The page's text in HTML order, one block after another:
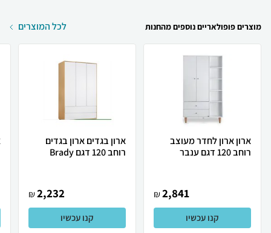
מוצרים פופולאריים נוספים מהחנות לכל המוצרים
ארון ארון לחדר מעוצב
רוחב 120 דגם ענבר
2,841
₪
קנו עכשיו
ארון בגדים ארון בגדים
רוחב 120 דגם Brady
2,232
₪
קנו עכשיו